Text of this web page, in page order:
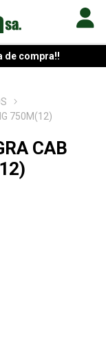
de compra!!
750M(12)
CAB